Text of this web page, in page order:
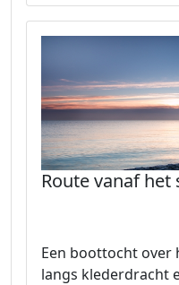
Route vanaf
Een boottocht over
langs klederdracht